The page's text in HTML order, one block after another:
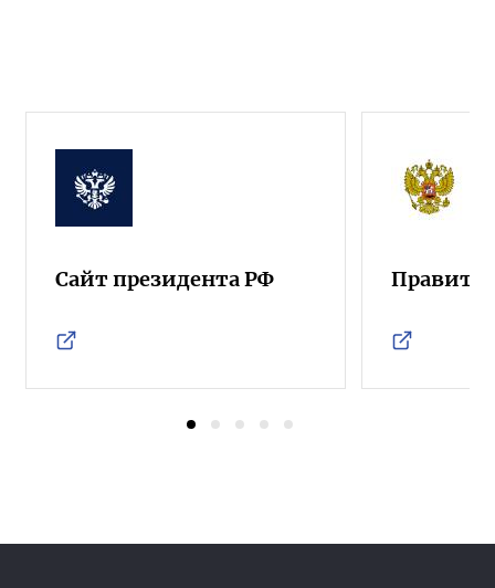
Сайт президента РФ